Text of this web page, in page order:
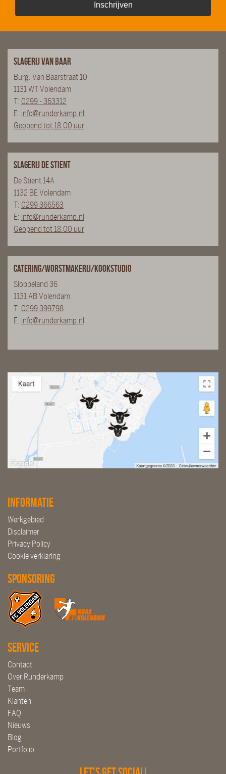
Inschrijven
Slagerij van Baar
Burg. Van Baarstraat 10
1131 WT Volendam
T: 0299 - 363312
E: info@runderkamp.nl
Geopend tot 18.00 uur
Slagerij De Stient
De Stient 14A
1132 BE Volendam
T: 0299 366563
E: info@runderkamp.nl
Geopend tot 18.00 uur
Catering/Worstmakerij/Kookstudio
Slobbeland 36
1131 AB Volendam
T: 0299 399798
E: info@runderkamp.nl
Informatie
Werkgebied
Disclaimer
Privacy Policy
Cookie verklaring
Sponsoring
Service
Contact
Over Runderkamp
Team
Klanten
FAQ
Nieuws
Blog
Portfolio